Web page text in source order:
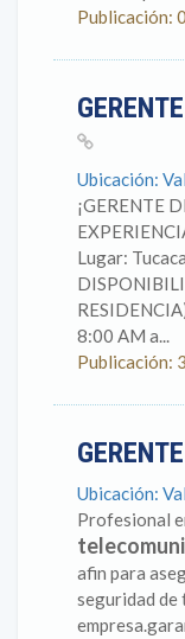
Publicación:
Ubicación:
¡GERENTE
Lugar:
8:00 AM a...
Publicación:
Ubicación:
Profesional
afin para
seguridad de